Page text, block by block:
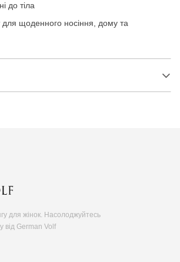
до тіла
для щоденного носіння, дому та
для жінок. Насолоджуйтесь
від German Volf